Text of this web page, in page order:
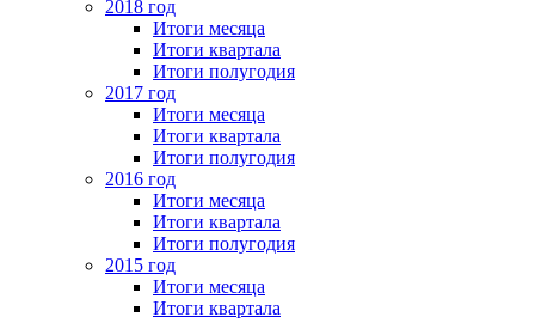
2018 год
Итоги месяца
Итоги квартала
Итоги полугодия
2017 год
Итоги месяца
Итоги квартала
Итоги полугодия
2016 год
Итоги месяца
Итоги квартала
Итоги полугодия
2015 год
Итоги месяца
Итоги квартала